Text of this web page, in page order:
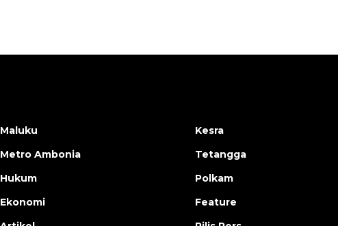
Maluku
Metro Ambonia
Hukum
Ekonomi
Kesra
Tetangga
Polkam
Feature